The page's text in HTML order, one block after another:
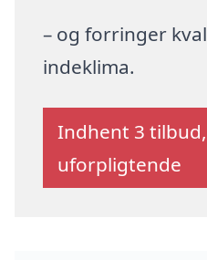
– og forringer
indeklima.
Indhent 3
uforpligtende